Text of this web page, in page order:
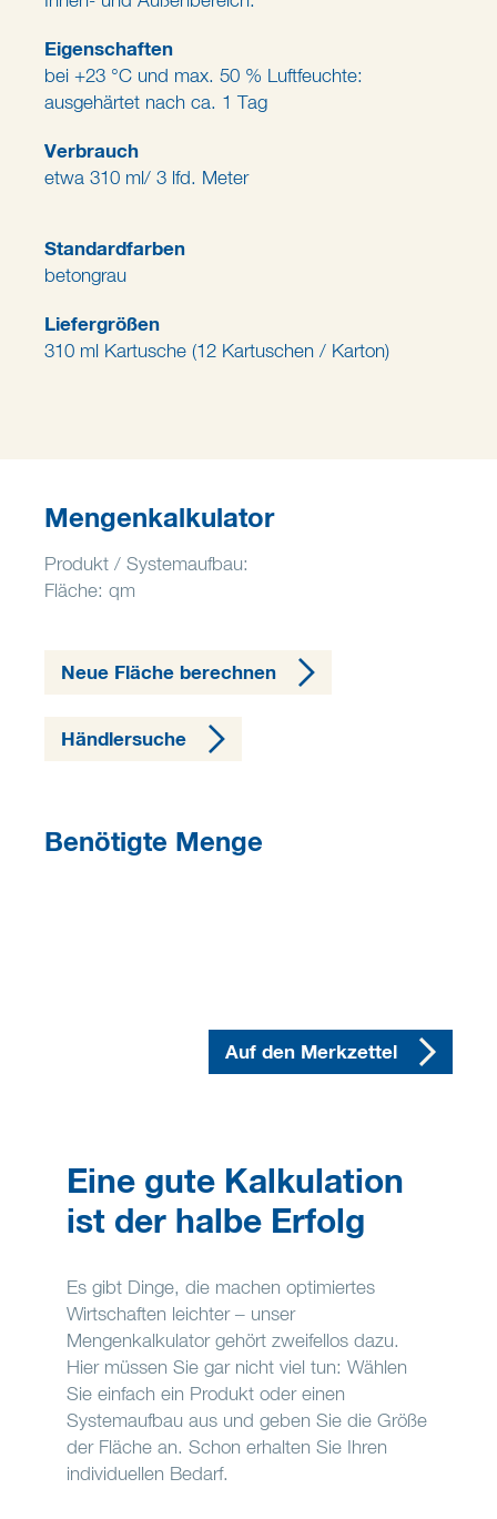
Eigenschaften
bei +23 °C und max. 50 % Luftfeuchte:
ausgehärtet nach ca. 1 Tag
Verbrauch
etwa 310 ml/ 3 lfd. Meter
Standardfarben
betongrau
Liefergrößen
310 ml Kartusche (12 Kartuschen / Karton)
Mengenkalkulator
Produkt / Systemaufbau:
Fläche: qm
Neue Fläche berechnen
Händlersuche
Benötigte Menge
Auf den Merkzettel
Eine gute Kalkulation
ist der halbe Erfolg
Es gibt Dinge, die machen optimiertes
Wirtschaften leichter – unser
Mengenkalkulator gehört zweifellos dazu.
Hier müssen Sie gar nicht viel tun: Wählen
Sie einfach ein Produkt oder einen
Systemaufbau aus und geben Sie die Größe
der Fläche an. Schon erhalten Sie Ihren
individuellen Bedarf.